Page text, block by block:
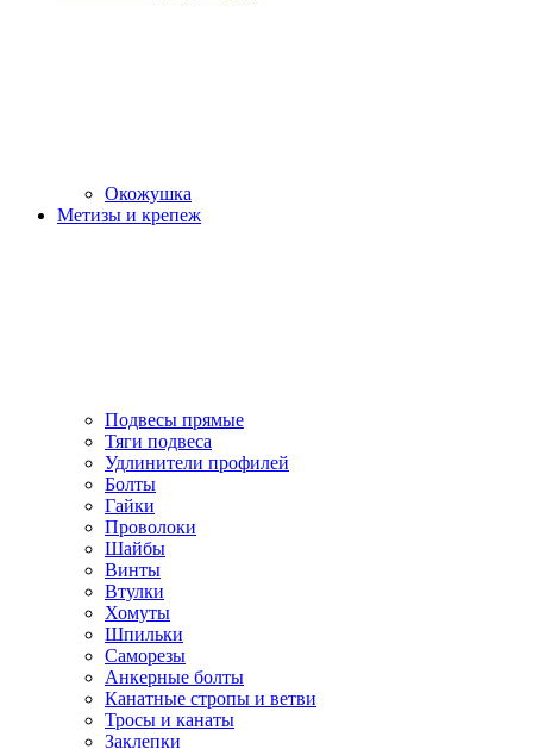
Окожушка
Метизы и крепеж
Подвесы прямые
Тяги подвеса
Удлинители профилей
Болты
Гайки
Проволоки
Шайбы
Винты
Втулки
Хомуты
Шпильки
Саморезы
Анкерные болты
Канатные стропы и ветви
Тросы и канаты
Заклепки